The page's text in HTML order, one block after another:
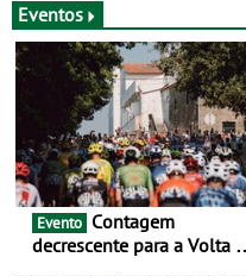
e 10 de Junho
Eventos
Evento
decrescente para a Volta a